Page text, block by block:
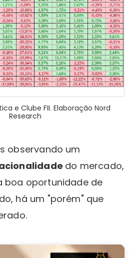
e Clube FII. Elaboração Nord
Research
observando um
do mercado,
boa oportunidade de
há um "porém" que